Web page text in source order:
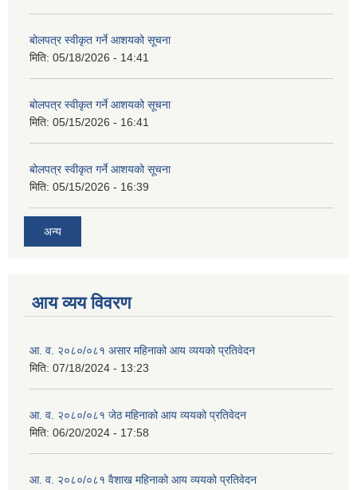
बोलपत्र स्वीकृत गर्ने आशयको सूचना
मिति: 05/18/2026 - 14:41
बोलपत्र स्वीकृत गर्ने आशयको सूचना
मिति: 05/15/2026 - 16:41
बोलपत्र स्वीकृत गर्ने आशयको सूचना
मिति: 05/15/2026 - 16:39
अन्य
आय व्यय विवरण
आ. व. २०८०/०८१ असार महिनाको आय व्ययको प्रतिवेदन
मिति: 07/18/2024 - 13:23
आ. व. २०८०/०८१ जेठ महिनाको आय व्ययको प्रतिवेदन
मिति: 06/20/2024 - 17:58
आ. व. २०८०/०८१ वैशाख महिनाको आय व्ययको प्रतिवेदन